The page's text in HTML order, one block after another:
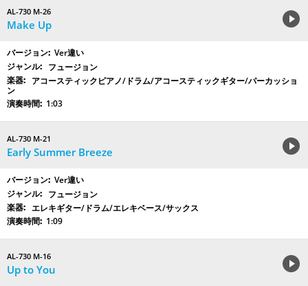
AL-730 M-26
Make Up
Ver違い
フュージョン
アコースティックピアノ/ドラム/アコースティックギター/パーカッショ
ン
1:03
AL-730 M-21
Early Summer Breeze
Ver違い
フュージョン
エレキギター/ドラム/エレキベース/サックス
1:09
AL-730 M-16
Up to You